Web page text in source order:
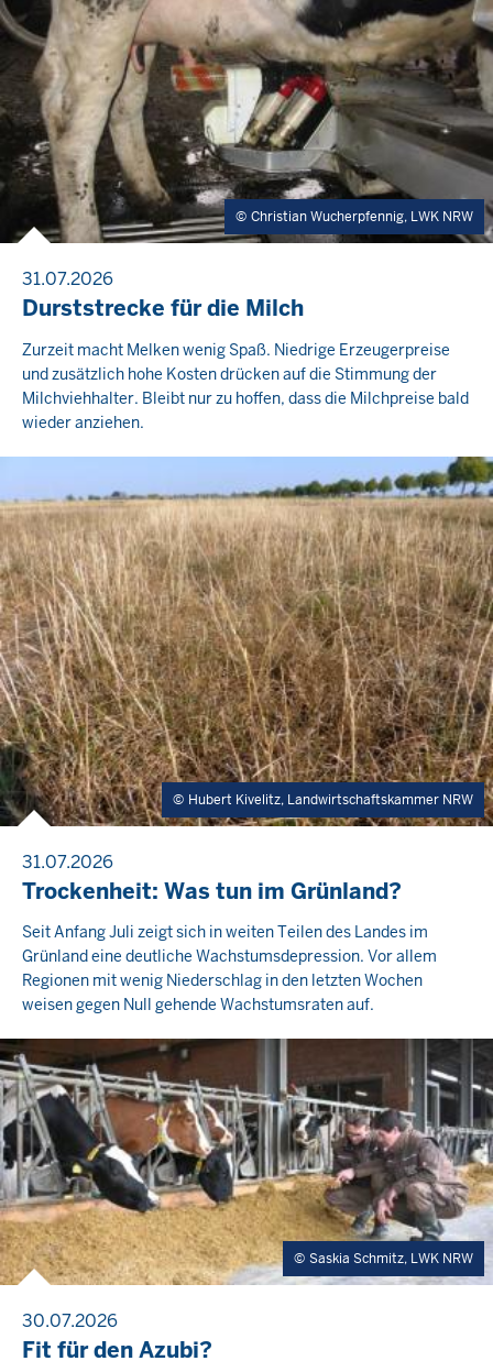
Christian Wucherpfennig, LWK NRW
31.07.2026
Durststrecke für die Milch
Zurzeit macht Melken wenig Spaß. Niedrige Erzeugerpreise
und zusätzlich hohe Kosten drücken auf die Stimmung der
Milchviehhalter. Bleibt nur zu hoffen, dass die Milchpreise bald
wieder anziehen.
Hubert Kivelitz, Landwirtschaftskammer NRW
31.07.2026
Trockenheit: Was tun im Grünland?
Seit Anfang Juli zeigt sich in weiten Teilen des Landes im
Grünland eine deutliche Wachstumsdepression. Vor allem
Regionen mit wenig Niederschlag in den letzten Wochen
weisen gegen Null gehende Wachstumsraten auf.
Saskia Schmitz, LWK NRW
30.07.2026
Fit für den Azubi?